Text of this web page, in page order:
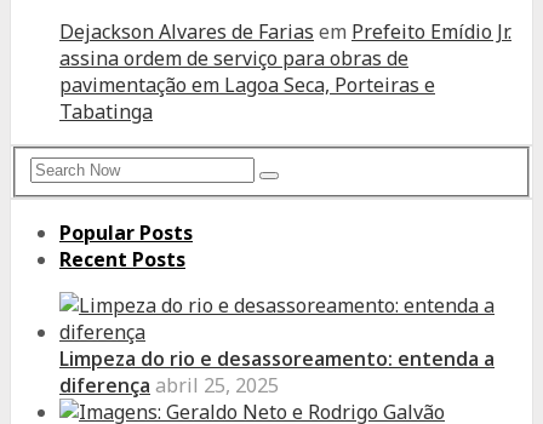
Dejackson Alvares de Farias em Prefeito Emídio Jr.
assina ordem de serviço para obras de
pavimentação em Lagoa Seca, Porteiras e
Tabatinga
Search
for:
Search
Popular Posts
Recent Posts
Limpeza do rio e desassoreamento: entenda a
diferença abril 25, 2025